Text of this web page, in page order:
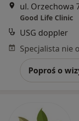
ul. Orzechowa
Good Life Clinic
USG doppler
Poproś o